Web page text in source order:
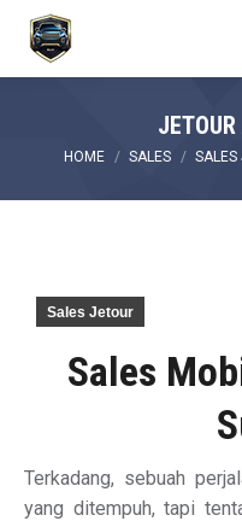
You are here:
HOME SALES SALES
Sales Jetour
Sales
Terkadang, sebuah
yang ditempuh, tapi